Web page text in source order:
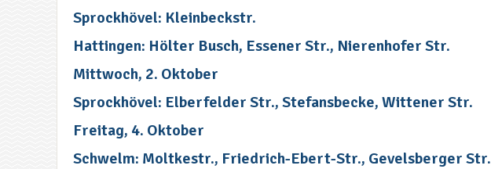
Sprockhövel: Kleinbeckstr.
Hattingen: Hölter Busch, Essener Str., Nierenhofer Str.
Mittwoch, 2. Oktober
Sprockhövel: Elberfelder Str., Stefansbecke, Wittener Str.
Freitag, 4. Oktober
Schwelm: Moltkestr., Friedrich-Ebert-Str., Gevelsberger Str.